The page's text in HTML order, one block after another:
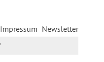
Impressum Newsletter